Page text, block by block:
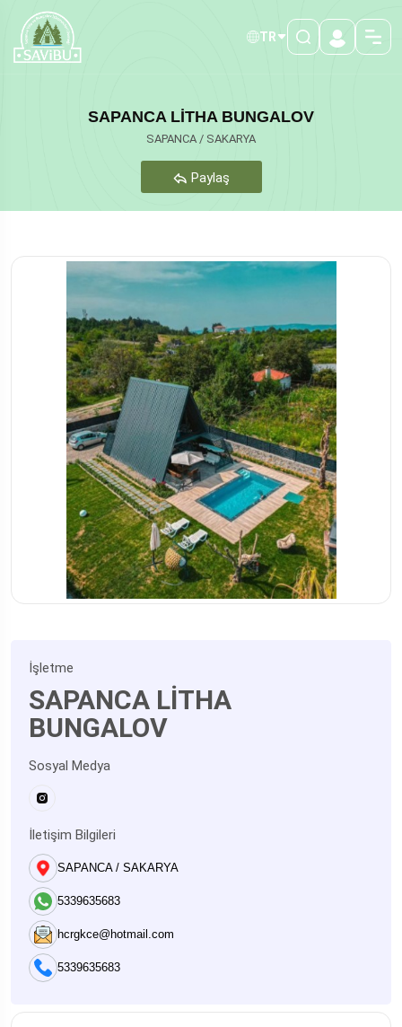
TR
SAPANCA LİTHA BUNGALOV
SAPANCA / SAKARYA
Paylaş
İşletme
SAPANCA LİTHA
BUNGALOV
Sosyal Medya
İletişim Bilgileri
SAPANCA / SAKARYA
5339635683
hcrgkce@hotmail.com
5339635683